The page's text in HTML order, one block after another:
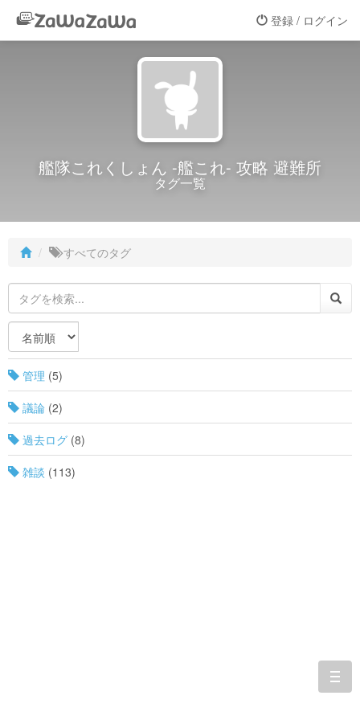
登録 / ログイン
艦隊これくしょん -艦これ- 攻略 避難所
タグ一覧
すべてのタグ
管理 (5)
議論 (2)
過去ログ (8)
雑談 (113)